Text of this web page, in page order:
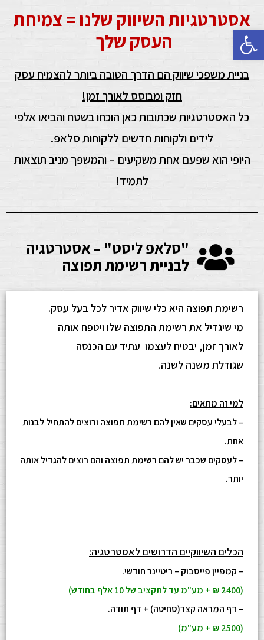
פתח סרגל נגישות
אסטרטגיות השיווק שלנו = צמיחת
העסק שלך
בניית משפכי שיווק הם הדרך הטובה ביותר להצמיח עסק
חזק ומבוסס לאורך זמן!
כל האסטרטגיות שכתובות כאן הוכחו בשטח והביאו אלפי
לידים ולקוחות חדשים ללקוחות סלאפ.
היופי הוא שפעם אחת משקיעים – והמשפך מניב תוצאות
לתמיד!
"סלאפ ליסט" – אסטרטגיה
לבניית רשימת תפוצה
רשימת תפוצה היא כלי שיווק אדיר לכל בעל עסק.
מי שיגדיל את רשימת התפוצה שלו ויטפח אותה
לאורך זמן, יבטיח לעצמו עתיד עם הכנסה
שגודלת משנה לשנה.
למי זה מתאים:
– לבעלי עסקים שאין להם רשימת תפוצה ורוצים להתחיל לבנות
אחת.
– לעסקים שכבר יש להם רשימת תפוצה והם רוצים להגדיל אותה
יותר.
הכלים השיווקיים הדרושים לאסטרטגיה:
– קמפיין פייסבוק – ריטיינר חודשי.
(2400 ₪ + מע"מ עד לתקציב של 10 אלף בחודש)
– דף המראה קצר(סחיטה) + דף תודה.
(2500 ₪ + מע"מ)